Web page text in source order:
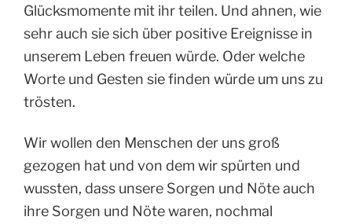
Glücksmomente mit ihr teilen. Und ahnen, wie
sehr auch sie sich über positive Ereignisse in
unserem Leben freuen würde. Oder welche
Worte und Gesten sie finden würde um uns zu
trösten.
Wir wollen den Menschen der uns groß
gezogen hat und von dem wir spürten und
wussten, dass unsere Sorgen und Nöte auch
ihre Sorgen und Nöte waren, nochmal